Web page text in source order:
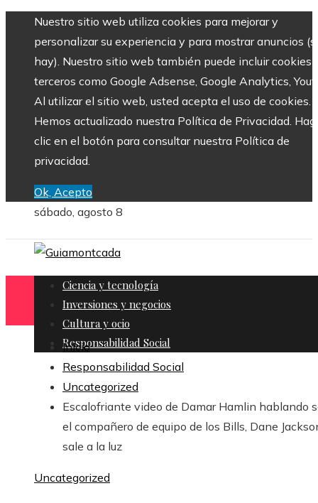
Nuestro sitio web utiliza cookies para mejorar y
personalizar su experiencia y para mostrar anuncios
hay). Nuestro sitio web también puede incluir cookies
terceros como Google Adsense, Google Analytics,
Al utilizar el sitio web, usted acepta el uso de cookies.
Hemos actualizado nuestra Política de Privacidad.
clic en el botón para consultar nuestra Política de
privacidad.
Ok, Acepto
sábado, agosto 8
Ciencia y tecnología
Inversiones y negocios
Cultura y ocio
Responsabilidad Social
Inicio
Responsabilidad Social
Uncategorized
Escalofriante video de Damar Hamlin hablando
el compañero de equipo de los Bills, Dane
sale a la luz
Uncategorized